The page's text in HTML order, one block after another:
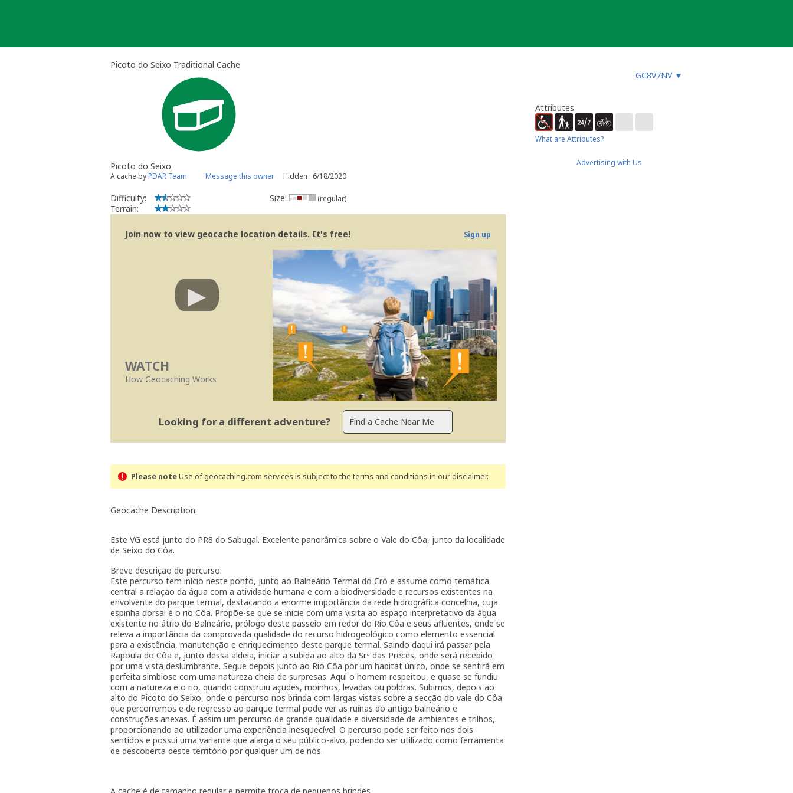
Picoto do Seixo Traditional Cache
GC8V7NV ▼
Picoto do Seixo
A cache byPDAR Team Message this owner Hidden : 6/18/2020
Difficulty:
Terrain:
Size: (regular)
Join now to view geocache location details. It's free! Sign up
WATCH
How Geocaching Works
Looking for a different adventure?
Please noteUse of geocaching.com services is subject to the terms and conditions in our disclaimer.
Geocache Description:
Este VG está junto do PR8 do Sabugal. Excelente panorâmica sobre o Vale do Côa, junto da localidade
de Seixo do Côa.
Breve descrição do percurso:
Este percurso tem início neste ponto, junto ao Balneário Termal do Cró e assume como temática
central a relação da água com a atividade humana e com a biodiversidade e recursos existentes na
envolvente do parque termal, destacando a enorme importância da rede hidrográfica concelhia, cuja
espinha dorsal é o rio Côa. Propõe-se que se inicie com uma visita ao espaço interpretativo da água
existente no átrio do Balneário, prólogo deste passeio em redor do Rio Côa e seus afluentes, onde se
releva a importância da comprovada qualidade do recurso hidrogeológico como elemento essencial
para a existência, manutenção e enriquecimento deste parque termal. Saindo daqui irá passar pela
Rapoula do Côa e, junto dessa aldeia, iniciar a subida ao alto da Sr.ª das Preces, onde será recebido
por uma vista deslumbrante. Segue depois junto ao Rio Côa por um habitat único, onde se sentirá em
perfeita simbiose com uma natureza cheia de surpresas. Aqui o homem respeitou, e quase se fundiu
com a natureza e o rio, quando construiu açudes, moinhos, levadas ou poldras. Subimos, depois ao
alto do Picoto do Seixo, onde o percurso nos brinda com largas vistas sobre a secção do vale do Côa
que percorremos e de regresso ao parque termal pode ver as ruínas do antigo balneário e
construções anexas. É assim um percurso de grande qualidade e diversidade de ambientes e trilhos,
proporcionando ao utilizador uma experiência inesquecível. O percurso pode ser feito nos dois
sentidos e possui uma variante que alarga o seu público-alvo, podendo ser utilizado como ferramenta
de descoberta deste território por qualquer um de nós.
Attributes
What are Attributes?
Advertising with Us